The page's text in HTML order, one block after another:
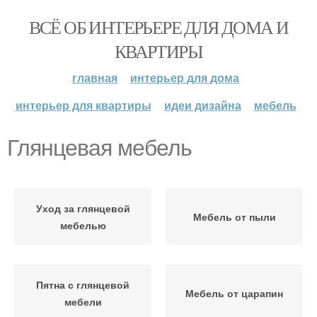
ВСЁ ОБ ИНТЕРЬЕРЕ ДЛЯ ДОМА И
КВАРТИРЫ
главная
интерьер для дома
интерьер для квартиры
идеи дизайна мебель
Глянцевая мебель
Уход за глянцевой
мебелью
Мебель от пыли
Пятна с глянцевой
мебели
Мебель от царапин